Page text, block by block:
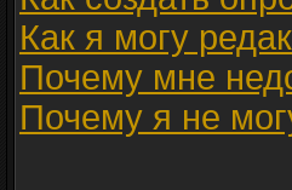
Как я могу
Почему мне
Почему я не